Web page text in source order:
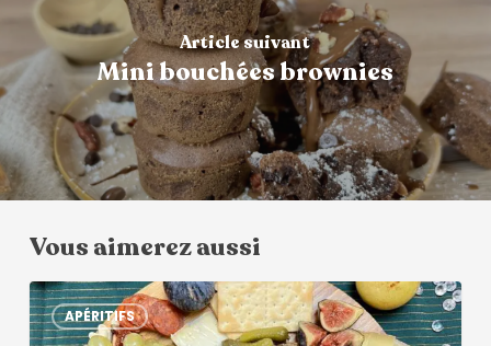
Article suivant
Mini bouchées brownies
Vous aimerez aussi
APÉRITIFS